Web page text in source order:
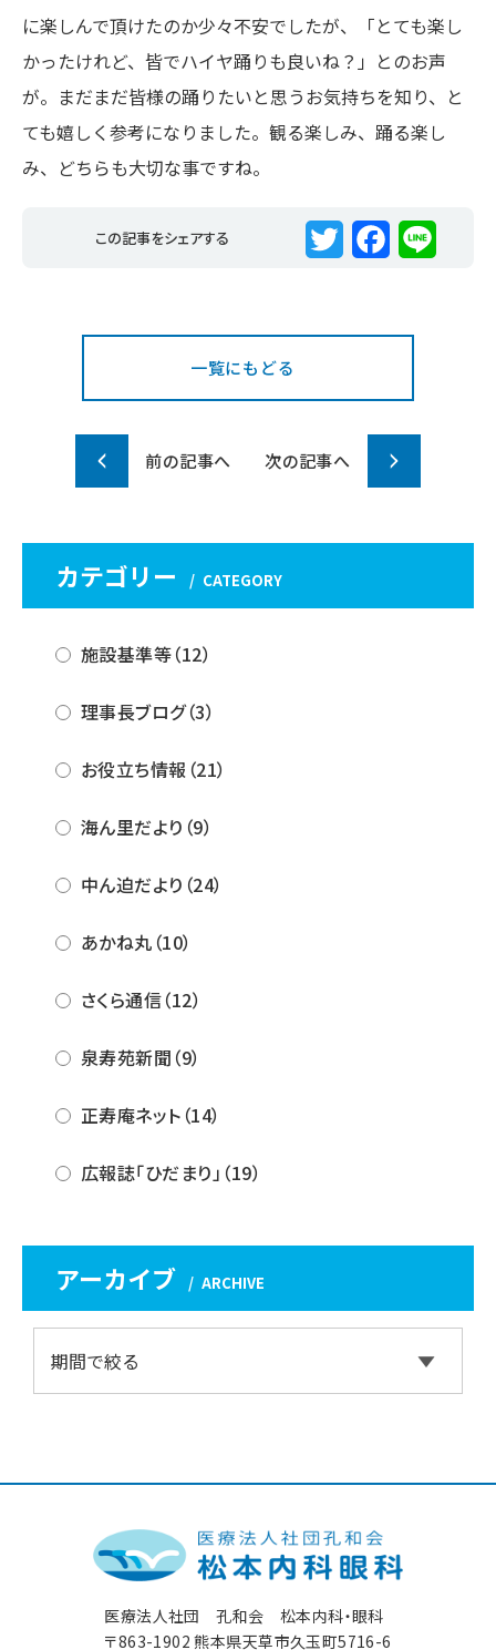
に楽しんで頂けたのか少々不安でしたが、「とても楽し
かったけれど、皆でハイヤ踊りも良いね？」とのお声
が。まだまだ皆様の踊りたいと思うお気持ちを知り、と
ても嬉しく参考になりました。観る楽しみ、踊る楽し
み、どちらも大切な事ですね。
この記事をシェアする
e
k
一覧にもどる
前の記事へ 次の記事へ
カテゴリー CATEGORY
施設基準等（12）
理事長ブログ（3）
お役立ち情報（21）
海ん里だより（9）
中ん迫だより（24）
あかね丸（10）
さくら通信（12）
泉寿苑新聞（9）
正寿庵ネット（14）
広報誌「ひだまり」（19）
アーカイブ ARCHIVE
医療法人社団 孔和会 松本内科・眼科
〒863-1902 熊本県天草市久玉町5716-6